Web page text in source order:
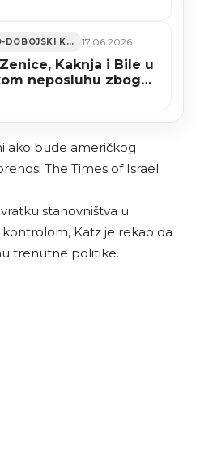
ZENIČKO-DOBOJSKI KANTON 17.06.2026
Kaknja i Bile u
neposluhu zbog
ako bude američkog
The Times of Israel.
stanovništva u
Katz je rekao da
trenutne politike.